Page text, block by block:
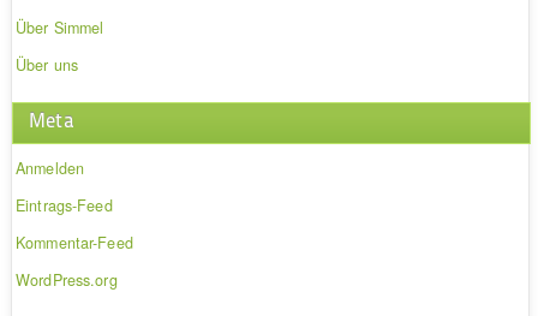
Über Simmel
Über uns
Meta
Anmelden
Eintrags-Feed
Kommentar-Feed
WordPress.org